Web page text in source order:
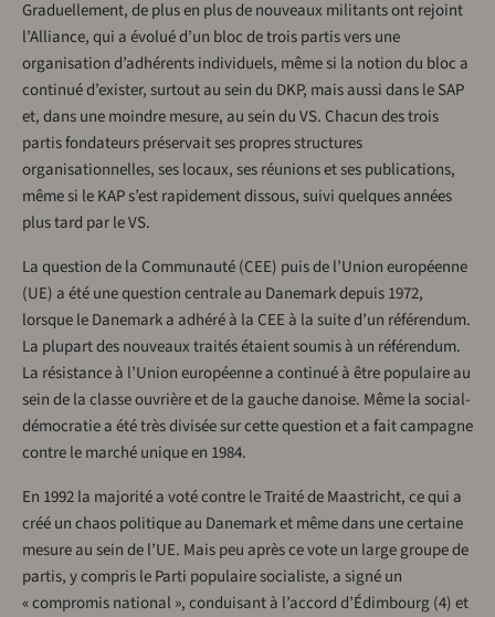
Graduellement, de plus en plus de nouveaux militants ont rejoint
l’Alliance, qui a évolué d’un bloc de trois partis vers une
organisation d’adhérents individuels, même si la notion du bloc a
continué d’exister, surtout au sein du DKP, mais aussi dans le SAP
et, dans une moindre mesure, au sein du VS. Chacun des trois
partis fondateurs préservait ses propres structures
organisationnelles, ses locaux, ses réunions et ses publications,
même si le KAP s’est rapidement dissous, suivi quelques années
plus tard par le VS.
La question de la Communauté (CEE) puis de l’Union européenne
(UE) a été une question centrale au Danemark depuis 1972,
lorsque le Danemark a adhéré à la CEE à la suite d’un référendum.
La plupart des nouveaux traités étaient soumis à un référendum.
La résistance à l’Union européenne a continué à être populaire au
sein de la classe ouvrière et de la gauche danoise. Même la social-
démocratie a été très divisée sur cette question et a fait campagne
contre le marché unique en 1984.
En 1992 la majorité a voté contre le Traité de Maastricht, ce qui a
créé un chaos politique au Danemark et même dans une certaine
mesure au sein de l’UE. Mais peu après ce vote un large groupe de
partis, y compris le Parti populaire socialiste, a signé un
« compromis national », conduisant à l’accord d’Édimbourg (4) et